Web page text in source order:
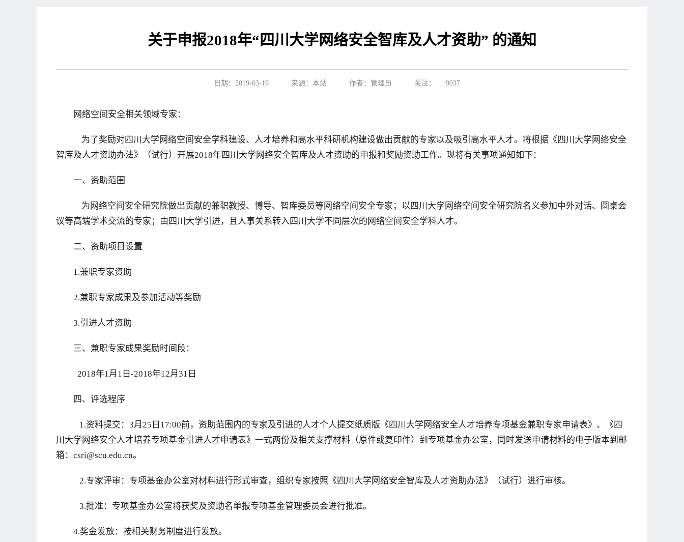
关于申报2018年“四川大学网络安全智库及人才资助” 的通知
日期：2019-03-19 来源：本站 作者：管理员 关注： 9037
网络空间安全相关领域专家：
为了奖励对四川大学网络空间安全学科建设、人才培养和高水平科研机构建设做出贡献的专家以及吸引高水平人才。将根据《四川大学网络安全
智库及人才资助办法》（试行）开展2018年四川大学网络安全智库及人才资助的申报和奖励资助工作。现将有关事项通知如下：
一、资助范围
为网络空间安全研究院做出贡献的兼职教授、博导、智库委员等网络空间安全专家；以四川大学网络空间安全研究院名义参加中外对话、圆桌会
议等高端学术交流的专家；由四川大学引进，且人事关系转入四川大学不同层次的网络空间安全学科人才。
二、资助项目设置
1.兼职专家资助
2.兼职专家成果及参加活动等奖励
3.引进人才资助
三、兼职专家成果奖励时间段：
2018年1月1日-2018年12月31日
四、评选程序
1.资料提交：3月25日17:00前，资助范围内的专家及引进的人才个人提交纸质版《四川大学网络安全人才培养专项基金兼职专家申请表》、《四
川大学网络安全人才培养专项基金引进人才申请表》一式两份及相关支撑材料（原件或复印件）到专项基金办公室，同时发送申请材料的电子版本到邮
箱：csri@scu.edu.cn。
2.专家评审：专项基金办公室对材料进行形式审查，组织专家按照《四川大学网络安全智库及人才资助办法》（试行）进行审核。
3.批准：专项基金办公室将获奖及资助名单报专项基金管理委员会进行批准。
4.奖金发放：按相关财务制度进行发放。